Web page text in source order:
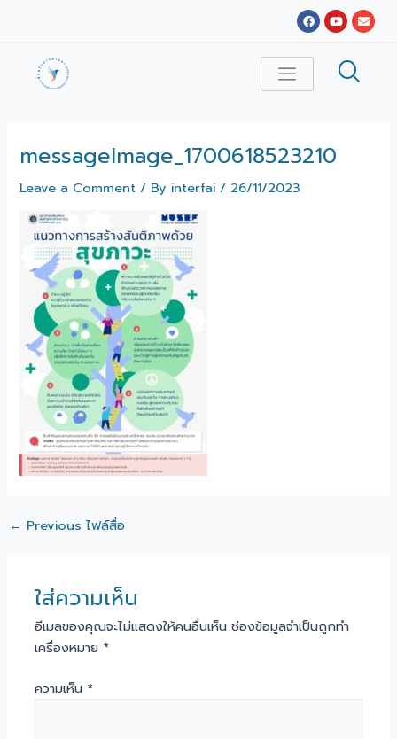
Facebook
Youtube
messageImage_1700618523210
Leave a Comment / By interfai/ 26/11/2023
← Previous ไฟล์สื่อ
ใส่ความเห็น
อีเมลของคุณจะไม่แสดงให้คนอื่นเห็น ช่องข้อมูลจำเป็นถูกทำ
เครื่องหมาย *
ความเห็น *